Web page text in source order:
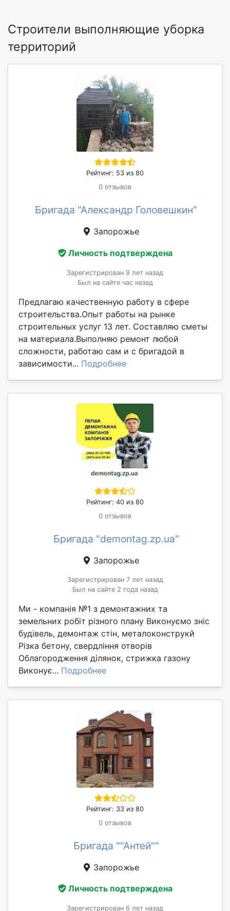
Строители выполняющие уборка
территорий
Рейтинг: 53 из 80
0 отзывов
Бригада "Александр Головешкин"
Запорожье
Личность подтверждена
Зарегистрирован 9 лет назад
Был на сайте час назад
Предлагаю качественную работу в сфере
строительства.Опыт работы на рынке
строительных услуг 13 лет. Составляю сметы
на материала.Выполняю ремонт любой
сложности, работаю сам и с бригадой в
зависимости... Подробнее
Рейтинг: 40 из 80
0 отзывов
Бригада "demontag.zp.ua"
Запорожье
Зарегистрирован 7 лет назад
Был на сайте 2 года назад
Ми - компанія №1 з демонтажних та
земельних робіт різного плану Виконуємо зніс
будівель, демонтаж стін, металоконструкй
Різка бетону, свердління отворів
Облагородження ділянок, стрижка газону
Виконує... Подробнее
Рейтинг: 33 из 80
0 отзывов
Бригада ""Антей""
Запорожье
Личность подтверждена
Зарегистрирован 6 лет назад